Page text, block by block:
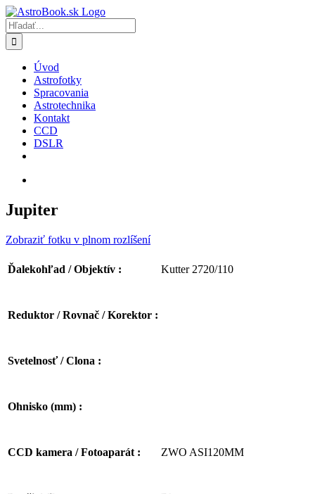
Skip
to
content
Hľadať:
Úvod
Astrofotky
Spracovania
Astrotechnika
Kontakt
CCD
DSLR
Jupiter
Zobraziť fotku v plnom rozlíšení
Ďalekohľad / Objektív : Kutter 2720/110
Reduktor / Rovnač / Korektor :
Svetelnosť / Clona :
Ohnisko (mm) :
CCD kamera / Fotoaparát : ZWO ASI120MM